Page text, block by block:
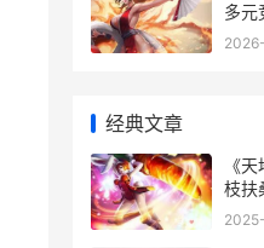
多元
深玩
经典文章
《
枝扶
地劫